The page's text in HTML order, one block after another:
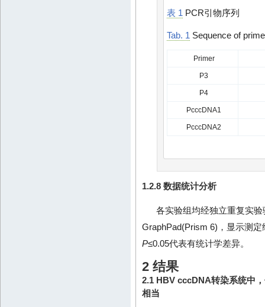
表 1 PCR引物序列
Tab. 1 Sequence of
Primer
P3
P4
PcccDNA1
PcccDNA2
1.2.8 数据统计分析
各实验组均经独立重复实
GraphPad(Prism 6)，显示测
P≤0.05代表有统计学差异。
2 结果
2.1 HBV cccDNA转染系统中
相当